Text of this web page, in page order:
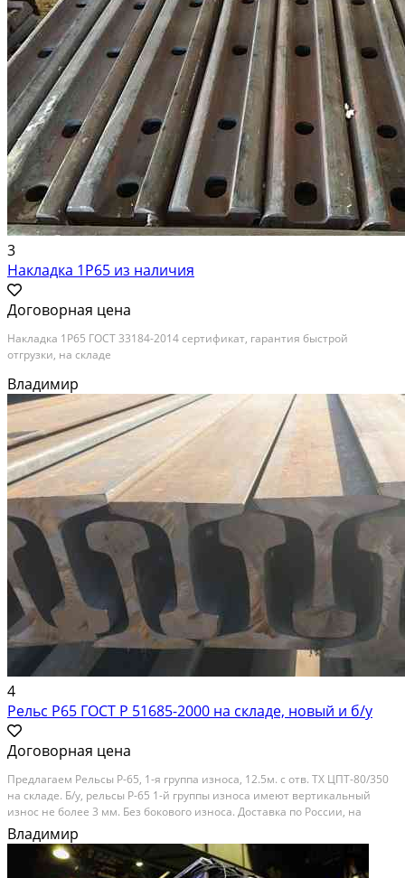
3
Накладка 1Р65 из наличия
Договорная цена
Накладка 1Р65 ГОСТ 33184-2014 сертификат, гарантия быстрой
отгрузки, на складе
Владимир
4
Рельс Р65 ГОСТ Р 51685-2000 на складе, новый и б/у
Договорная цена
Предлагаем Рельсы Р-65, 1-я группа износа, 12.5м. с отв. ТХ ЦПТ-80/350
на складе. Б/у, рельсы Р-65 1-й группы износа имеют вертикальный
износ не более 3 мм. Без бокового износа. Доставка по России, на
самовывоз с нашего склада. На нашем складе вас ждёт большой выбор
ж/д материалов.У нас вы...
Владимир